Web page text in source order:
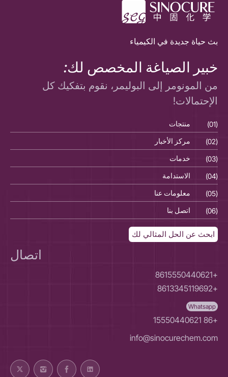
بث حياة جديدة في الكيمياء
خبير الصياغة المخصص لك:
من المونومر إلى البوليمر، نقوم بتفكيك كل
الإحتمالات!
(01) منتجات
(02)
مركز الأخبار
(03)
خدمات
(04)
الاستدامة
(05)
معلومات عنا
(06)
اتصل بنا
ابحث عن الحل المثالي لك
اتصال
+8615550440621
+8613345119692
Whatsapp
+86 15550440621
info@sinocurechem.com